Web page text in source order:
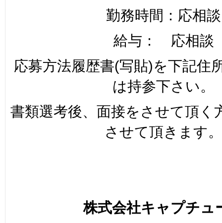
勤務時間：応相談
給与： 応相談
応募方法履歴書(写貼)を下記住
は持参下さい。
書類選考後、面接をさせて頂く
させて頂きます。
株式会社キャプチュ